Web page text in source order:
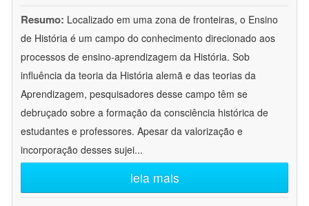
Resumo: Localizado em uma zona de fronteiras, o Ensino
de História é um campo do conhecimento direcionado aos
processos de ensino-aprendizagem da História. Sob
influência da teoria da História alemã e das teorias da
Aprendizagem, pesquisadores desse campo têm se
debruçado sobre a formação da consciência histórica de
estudantes e professores. Apesar da valorização e
incorporação desses sujei...
leia mais